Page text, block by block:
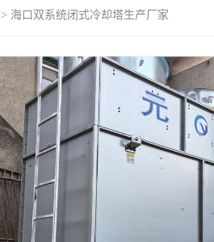
> 海口双系统闭式冷却塔生产厂家